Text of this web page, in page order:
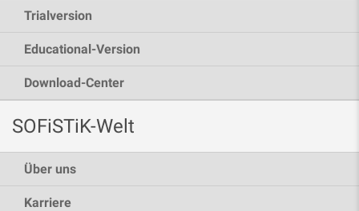
Trialversion
Educational-Version
Download-Center
SOFiSTiK-Welt
Über uns
Karriere